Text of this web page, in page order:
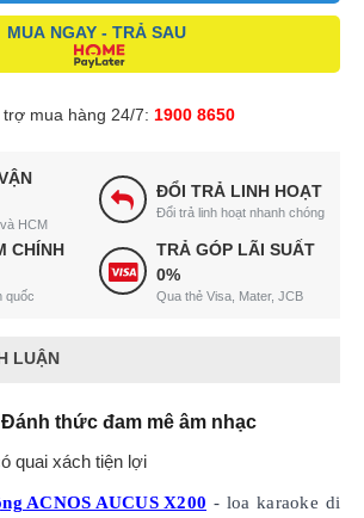
MUA NGAY - TRẢ SAU
mua hàng 24/7: 1900 8650
HCM
ĐỔI TRẢ LINH HOẠT
Đổi trả linh hoạt nhanh chóng
CHÍNH
quốc
TRẢ GÓP LÃI SUẤT
0%
Qua thẻ Visa, Mater, JCB
LUẬN
thức đam mê âm nhạc
quai xách tiện lợi
ACNOS AUCUS X200 - loa karaoke di